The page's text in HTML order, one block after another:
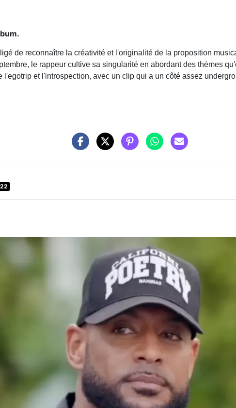
de reconnaître la créativité et l'originalité de la proposition
le rappeur cultive sa singularité en abordant des thèmes
l'egotrip et l'introspection, avec un clip qui a un côté assez